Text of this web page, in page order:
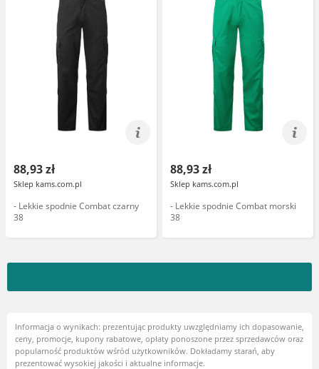
88,93 zł
Sklep kams.com.pl
- Lekkie spodnie Combat czarny
38
88,93 zł
Sklep kams.com.pl
- Lekkie spodnie Combat morski
38
Informacja o wynikach: prezentując produkty uwzględniamy ich dopasowanie,
ceny, promocje, kupony rabatowe, opłaty ponoszone przez sprzedawców oraz
popularność produktów wśród użytkowników. Dokładamy starań, aby
prezentować wysokiej jakości i aktualne informacje.